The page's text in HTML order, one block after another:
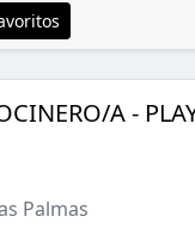
A -
Palmas